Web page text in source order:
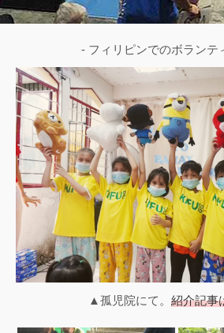
- フィリピンでのボランテ
▲孤児院にて。 紹介記事